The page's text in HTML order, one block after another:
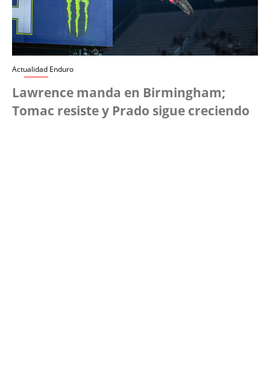
Actualidad Enduro
Lawrence manda en Birmingham;
Tomac resiste y Prado sigue creciendo